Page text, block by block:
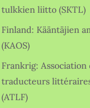
tulkkien liitto (SKTL)
Finland: Kääntäjien
(KAOS)
Frankrig: Association
traducteurs
(ATLF)